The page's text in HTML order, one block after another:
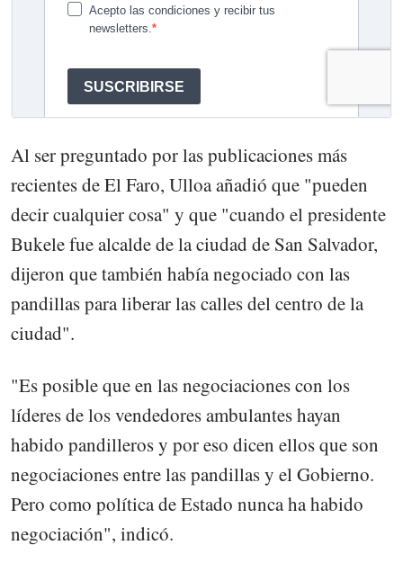
Al ser preguntado por las publicaciones más
recientes de El Faro, Ulloa añadió que "pueden
decir cualquier cosa" y que "cuando el presidente
Bukele fue alcalde de la ciudad de San Salvador,
dijeron que también había negociado con las
pandillas para liberar las calles del centro de la
ciudad".
"Es posible que en las negociaciones con los
líderes de los vendedores ambulantes hayan
habido pandilleros y por eso dicen ellos que son
negociaciones entre las pandillas y el Gobierno.
Pero como política de Estado nunca ha habido
negociación", indicó.